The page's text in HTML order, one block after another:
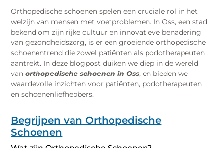
Orthopedische schoenen spelen een cruciale rol in het
welzijn van mensen met voetproblemen. In Oss, een stad
bekend om zijn rijke cultuur en innovatieve benadering
van gezondheidszorg, is er een groeiende orthopedische
schoenentrend die zowel patiënten als podotherapeuten
aantrekt. In deze blogpost duiken we diep in de wereld
vanorthopedische schoenen in Oss, en bieden we
waardevolle inzichten voor patiënten, podotherapeuten
en schoenenliefhebbers.
Begrijpen van Orthopedische
Schoenen